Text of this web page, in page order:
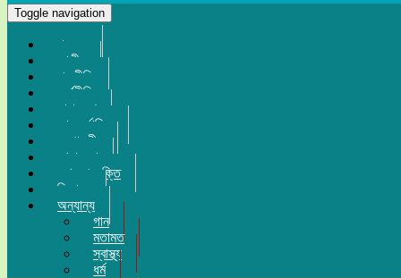
Toggle navigation
প্রচ্ছদ
জাতীয়
রাজনীতি
অর্থনীতি
সারা দেশ
আন্তর্জাতিক
সম্পাদকীয়
খেলা-ধুলা
তথ্য-প্রযুক্তি
বিনোদন
অন্যান্য
গান
মতামত
স্বাস্থ্য
ধর্ম